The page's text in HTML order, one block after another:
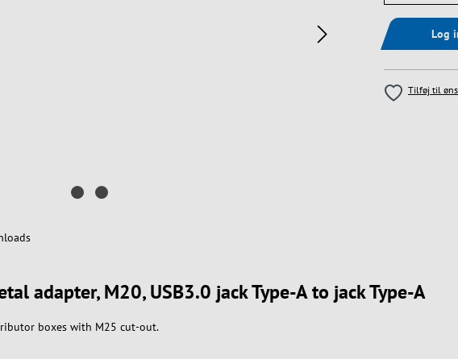
Log
Tilføj til
adapter, M20, USB3.0 jack Type-A to jack Type-A
boxes with M25 cut-out.